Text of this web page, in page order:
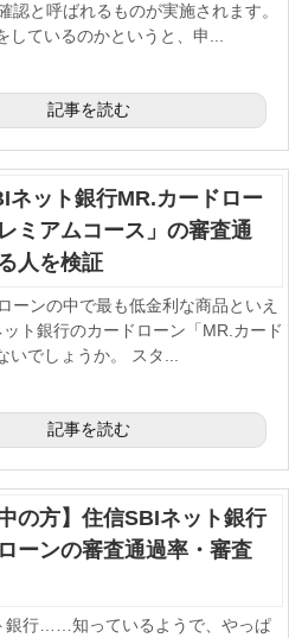
認と呼ばれるものが実施されます。
しているのかというと、申...
記事を読む
ネット銀行MR.カードロー
ミアムコース」の審査通
人を検証
ーンの中で最も低金利な商品といえ
ト銀行のカードローン「MR.カード
いでしょうか。 スタ...
記事を読む
中の方】住信SBIネット銀行
ーンの審査通過率・審査
銀行……知っているようで、やっぱ